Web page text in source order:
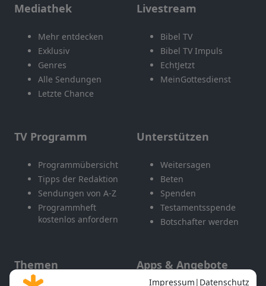
Mediathek
Mehr entdecken
Exklusiv
Genres
Alle Sendungen
Letzte Chance
Livestream
Bibel TV
Bibel TV Impuls
EchtJetzt
MeinGottesdienst
TV Programm
Programmübersicht
Tipps der Redaktion
Sendungen von A-Z
Programmheft
kostenlos anfordern
Unterstützen
Weitersagen
Beten
Spenden
Testamentsspende
Botschafter werden
Themen Apps & Angebote